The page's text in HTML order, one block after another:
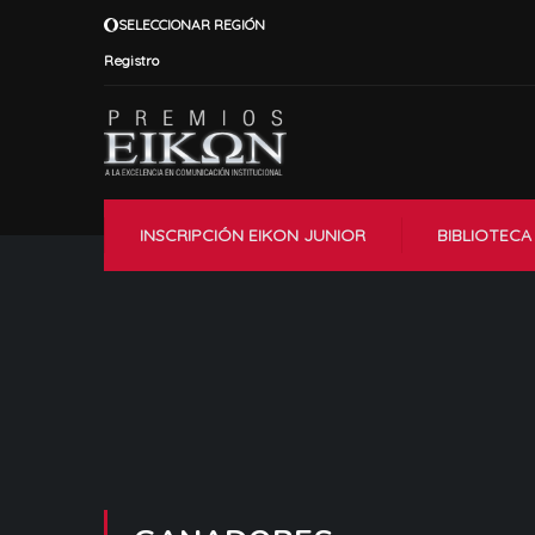
SELECCIONAR REGIÓN
Registro
INSCRIPCIÓN EIKON JUNIOR